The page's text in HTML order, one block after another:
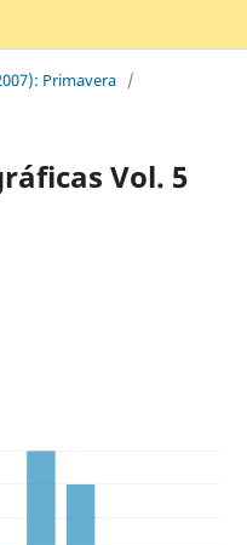
Primavera /
Vol. 5